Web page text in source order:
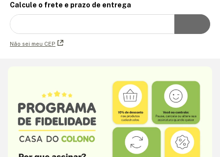
Calcule o frete e prazo de entrega
Não sei meu CEP